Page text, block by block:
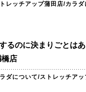
レッチアップ蒲田店/カラダ
るのに決まりごとはあ
橋店
ダについて/ストレッチアッ